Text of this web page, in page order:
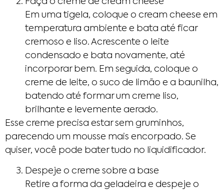
Em uma tigela, coloque o cream cheese em
temperatura ambiente e bata até ficar
cremoso e liso. Acrescente o leite
condensado e bata novamente, até
incorporar bem. Em seguida, coloque o
creme de leite, o suco de limão e a baunilha,
batendo até formar um creme liso,
brilhante e levemente aerado.
Esse creme precisa estar sem gruminhos,
parecendo um mousse mais encorpado. Se
quiser, você pode bater tudo no liquidificador.
Despeje o creme sobre a base
Retire a forma da geladeira e despeje o